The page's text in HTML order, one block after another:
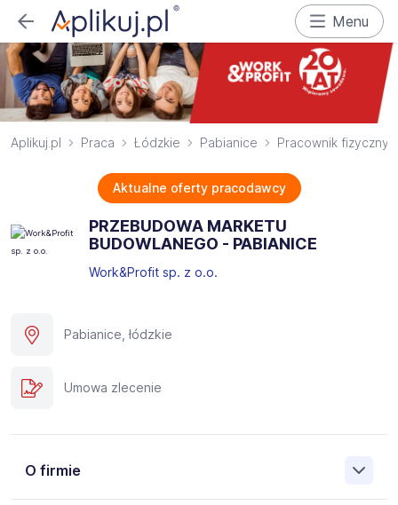
Menu
Aplikuj.pl Praca Łódzkie Pabianice Pracownik fizyczny
Aktualne oferty pracodawcy
PRZEBUDOWA MARKETU
BUDOWLANEGO - PABIANICE
Work&Profit sp. z o.o.
Pabianice, łódzkie
Umowa zlecenie
O firmie